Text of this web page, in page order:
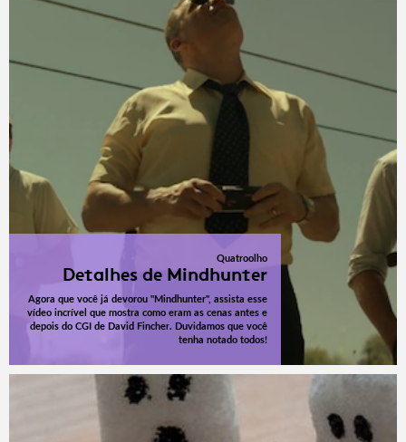
Quatroolho
Detalhes de Mindhunter
Agora que você já devorou "Mindhunter", assista esse
vídeo incrível que mostra como eram as cenas antes e
depois do CGI de David Fincher. Duvidamos que você
tenha notado todos!